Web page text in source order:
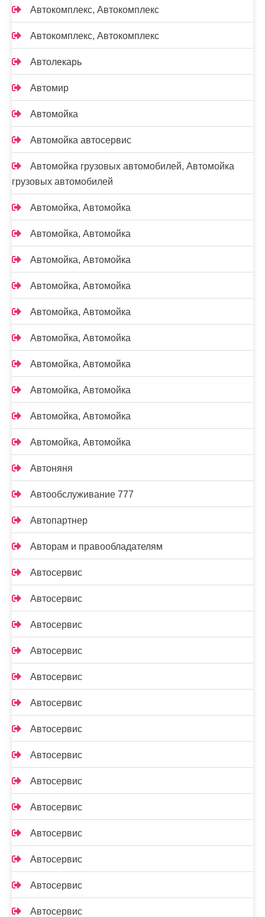
Автокомплекс, Автокомплекс
Автокомплекс, Автокомплекс
Автолекарь
Автомир
Автомойка
Автомойка автосервис
Автомойка грузовых автомобилей, Автомойка
грузовых автомобилей
Автомойка, Автомойка
Автомойка, Автомойка
Автомойка, Автомойка
Автомойка, Автомойка
Автомойка, Автомойка
Автомойка, Автомойка
Автомойка, Автомойка
Автомойка, Автомойка
Автомойка, Автомойка
Автомойка, Автомойка
Автоняня
Автообслуживание 777
Автопартнер
Авторам и правообладателям
Автосервис
Автосервис
Автосервис
Автосервис
Автосервис
Автосервис
Автосервис
Автосервис
Автосервис
Автосервис
Автосервис
Автосервис
Автосервис
Автосервис